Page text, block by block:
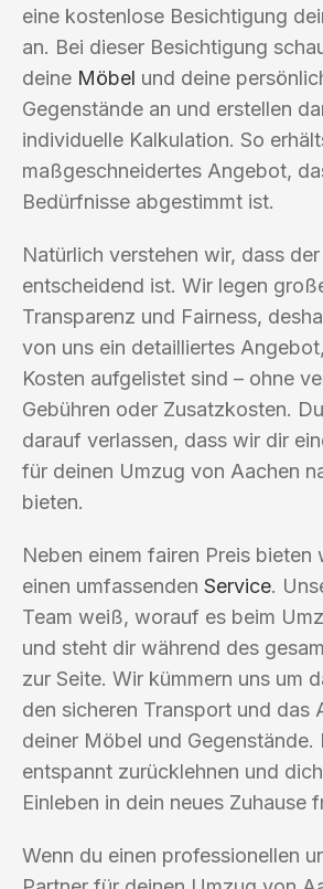
eine kostenlose Besichtigung
an. Bei dieser Besichtigung
deine Möbel und deine
Gegenstände an und erstellen
individuelle Kalkulation. So
maßgeschneidertes Angebot,
Bedürfnisse abgestimmt ist.
Natürlich verstehen wir, dass
entscheidend ist. Wir legen
Transparenz und Fairness,
von uns ein detailliertes
Kosten aufgelistet sind – ohne
Gebühren oder Zusatzkosten.
darauf verlassen, dass wir dir
für deinen Umzug von Aachen
bieten.
Neben einem fairen Preis bieten
einen umfassenden Service.
Team weiß, worauf es beim
und steht dir während des
zur Seite. Wir kümmern uns um
den sicheren Transport und das
deiner Möbel und Gegenstände.
entspannt zurücklehnen und
Einleben in dein neues Zuhause
Wenn du einen professionellen